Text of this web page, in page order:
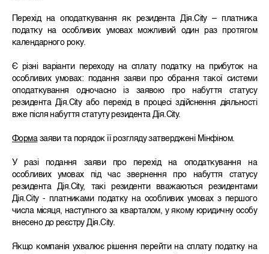
Перехід на оподаткування як резидента Дія.City – платника
податку на особливих умовах можливий один раз протягом
календарного року.
Є різні варіанти переходу на сплату податку на прибуток на
особливих умовах: подання заяви про обрання такої системи
оподаткування одночасно із заявою про набуття статусу
резидента Дія.City або перехід в процесі здійснення діяльності
вже після набуття статуту резидента Дія.City.
Формазаяви та порядок її розгляду затверджені Мінфіном.
У разі подання заяви про перехід на оподаткування на
особливих умовах під час звернення про набуття статусу
резидента Дія.City, такі резиденти вважаються резидентами
Дія.City - платниками податку на особливих умовах з першого
числа місяця, наступного за кварталом, у якому юридичну особу
внесено до реєстру Дія.City.
Якщо компанія ухвалює рішення перейти на сплату податку на